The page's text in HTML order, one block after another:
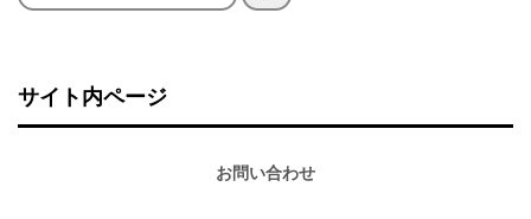
サイト内ページ
お問い合わせ